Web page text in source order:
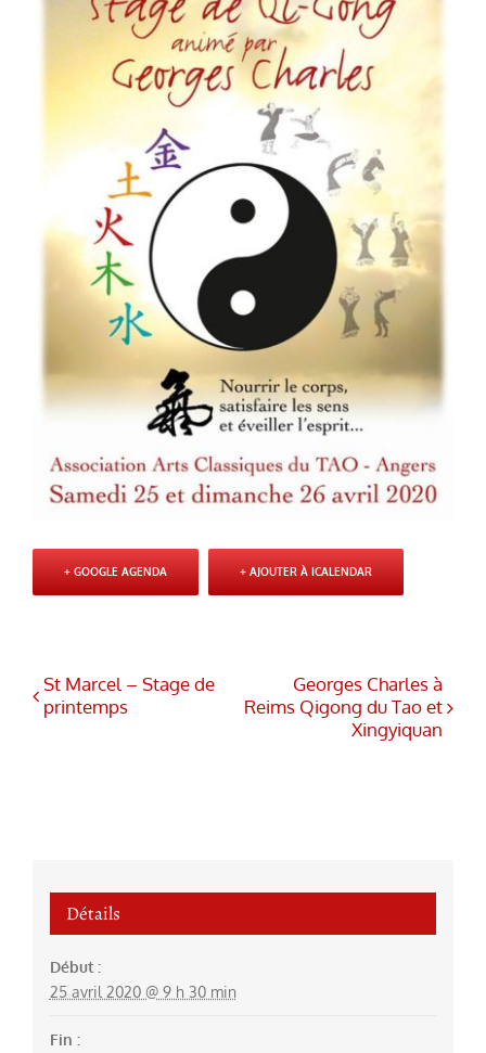
+ GOOGLE AGENDA + AJOUTER À ICALENDAR
St Marcel – Stage de
printemps
Georges Charles à
Reims Qigong du Tao et
Xingyiquan
Détails
Début :
25 avril 2020 @ 9 h 30 min
Fin :